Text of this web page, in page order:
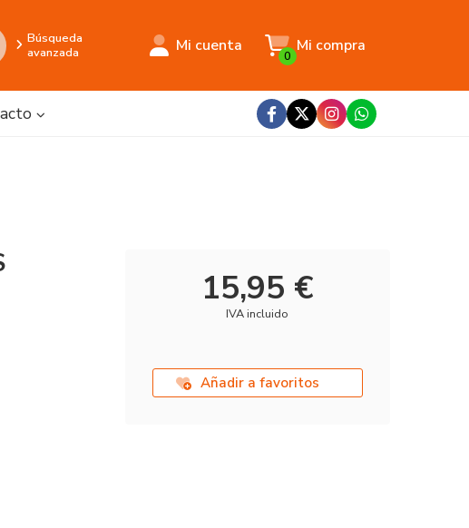
Búsqueda
avanzada
Mi cuenta Mi compra
0
15,95 €
IVA incluido
Añadir a favoritos